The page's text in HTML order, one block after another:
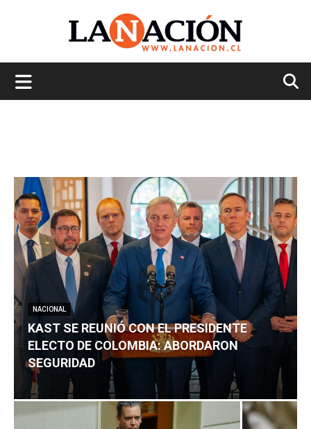
NACIONAL
KAST SE REUNIÓ CON EL PRESIDENTE
ELECTO DE COLOMBIA: ABORDARON
SEGURIDAD